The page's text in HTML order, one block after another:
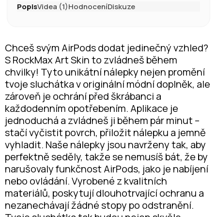
PopisVidea (1)HodnoceníDiskuze
Chceš svým AirPods dodat jedinečný vzhled?
S RockMax Art Skin to zvládneš během
chvilky! Tyto unikátní nálepky nejen promění
tvoje sluchátka v originální módní doplněk, ale
zároveň je ochrání před škrábanci a
každodenním opotřebením. Aplikace je
jednoduchá a zvládneš ji během pár minut –
stačí vyčistit povrch, přiložit nálepku a jemně
vyhladit. Naše nálepky jsou navrženy tak, aby
perfektně seděly, takže se nemusíš bát, že by
narušovaly funkčnost AirPods, jako je nabíjení
nebo ovládání. Vyrobené z kvalitních
materiálů, poskytují dlouhotrvající ochranu a
nezanechávají žádné stopy po odstranění.